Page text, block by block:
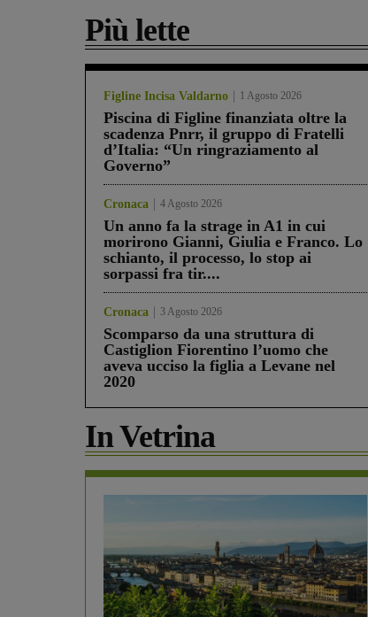
Più lette
Figline Incisa Valdarno 1 Agosto 2026
Piscina di Figline finanziata oltre la
scadenza Pnrr, il gruppo di Fratelli
d’Italia: “Un ringraziamento al
Governo”
Cronaca 4 Agosto 2026
Un anno fa la strage in A1 in cui
morirono Gianni, Giulia e Franco. Lo
schianto, il processo, lo stop ai
sorpassi fra tir....
Cronaca 3 Agosto 2026
Scomparso da una struttura di
Castiglion Fiorentino l’uomo che
aveva ucciso la figlia a Levane nel
2020
In Vetrina